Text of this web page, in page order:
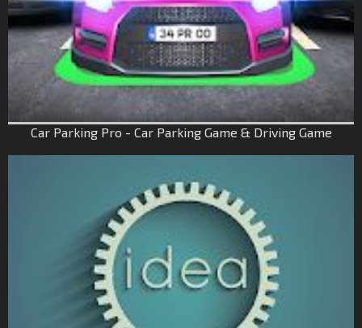
Car Parking Pro - Car Parking Game & Driving Game